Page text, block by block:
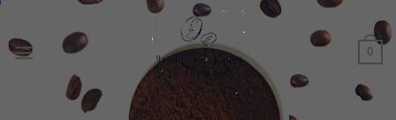
Skip
content
0